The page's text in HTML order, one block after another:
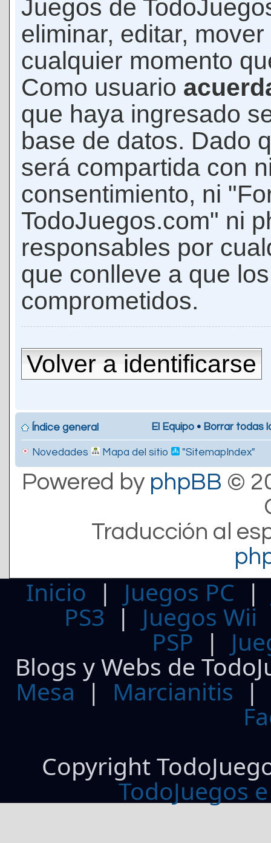
Juegos de
eliminar, editar,
cualquier momento
Como usuario
que haya ingresado
base de datos. Dado
será compartida con
consentimiento, ni
TodoJuegos.com" ni
responsables por
que conlleve a que
comprometidos.
Volver a identificarse
Índice general El Equipo • Borrar todas
Novedades Mapa del sitio "SitemapIndex"
Powered by phpBB ©
Traducción al
Inicio | Juegos PC
PS3| Juegos Wii
PSP |
Blogs y Webs de
Mesa | Marcianitis |
Copyright
TodoJuegos